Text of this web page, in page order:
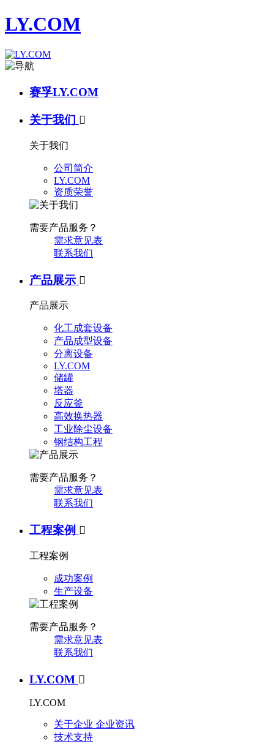
LY.COM
赛孚LY.COM
关于我们 
关于我们
公司简介
LY.COM
资质荣誉
需要产品服务？
需求意见表
联系我们
产品展示 
产品展示
化工成套设备
产品成型设备
分离设备
LY.COM
储罐
塔器
反应釜
高效换热器
工业除尘设备
钢结构工程
需要产品服务？
需求意见表
联系我们
工程案例 
工程案例
成功案例
生产设备
需要产品服务？
需求意见表
联系我们
LY.COM 
LY.COM
关于企业 企业资讯
技术支持